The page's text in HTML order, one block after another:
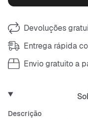
Devoluções
Entrega rápida
Envio gratuito a
Descrição